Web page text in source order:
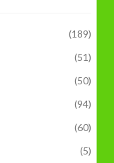
(189)
(51)
(50)
(94)
(60)
(5)